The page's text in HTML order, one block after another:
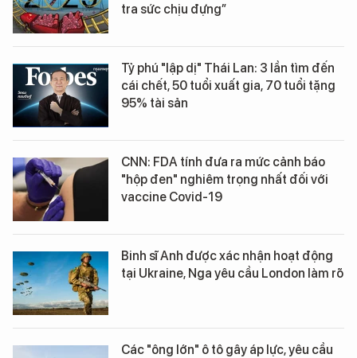
tra sức chịu đựng”
Tỷ phú "lập dị" Thái Lan: 3 lần tìm đến
cái chết, 50 tuổi xuất gia, 70 tuổi tặng
95% tài sản
CNN: FDA tính đưa ra mức cảnh báo
"hộp đen" nghiêm trọng nhất đối với
vaccine Covid-19
Binh sĩ Anh được xác nhận hoạt động
tại Ukraine, Nga yêu cầu London làm rõ
Các "ông lớn" ô tô gây áp lực, yêu cầu